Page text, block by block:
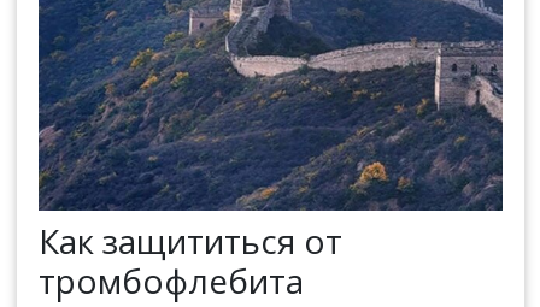
Как защититься от
тромбофлебита